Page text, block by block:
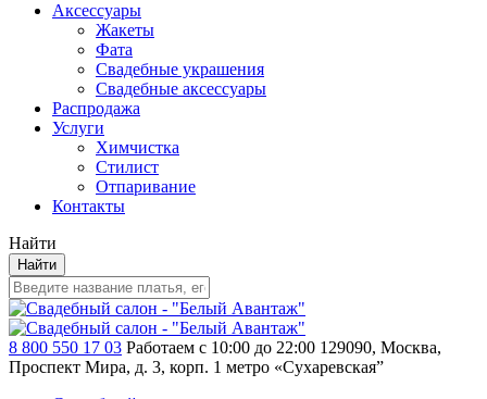
Аксессуары
Жакеты
Фата
Свадебные украшения
Свадебные аксессуары
Распродажа
Услуги
Химчистка
Стилист
Отпаривание
Контакты
Найти
Найти
8 800 550 17 03 Работаем с 10:00 до 22:00 129090, Москва,
Проспект Мира, д. 3, корп. 1 метро «Сухаревская”